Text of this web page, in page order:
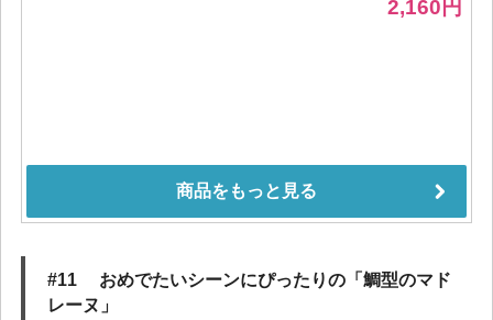
#11 おめでたいシーンにぴったりの「鯛型のマド
レーヌ」